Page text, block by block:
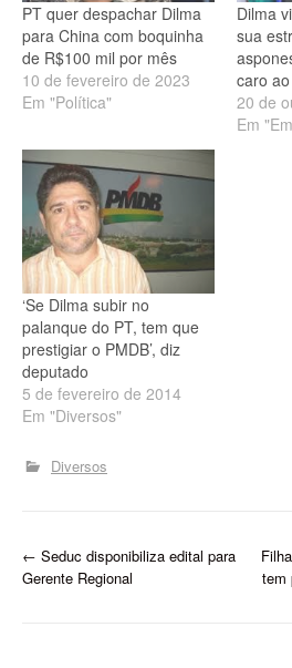
PT quer despachar Dilma
para China com boquinha
de R$100 mil por mês
10 de fevereiro de 2023
Em "Política"
Dilma
sua
caro
20 de
Em
‘Se Dilma subir no
palanque do PT, tem que
prestigiar o PMDB’, diz
deputado
5 de fevereiro de 2014
Em "Diversos"
Diversos
P
← Seduc disponibiliza edital para
Gerente Regional
tem